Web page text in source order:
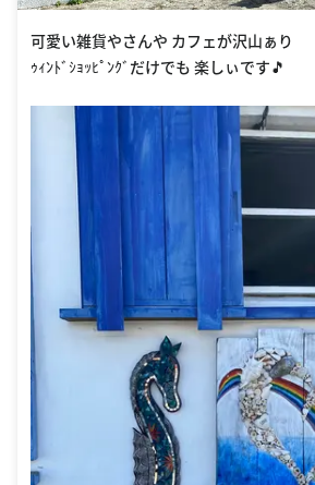
可愛い雑貨やさんや カフェが沢山ぁり
ｩｨﾝﾄﾞｼｮｯﾋﾟﾝｸﾞだけでも 楽しぃです🎵